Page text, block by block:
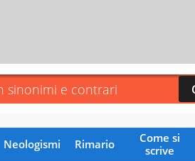
Neologismi Rimario
Come si
scrive